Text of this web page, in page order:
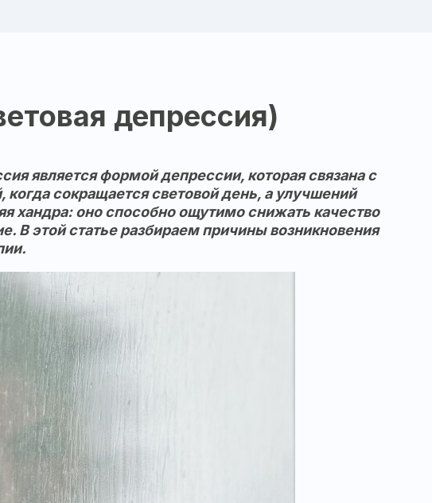
депрессия)
является формой депрессии, которая связана с
сокращается световой день, а улучшений
хандра: оно способно ощутимо снижать качество
В этой статье разбираем причины возникновения